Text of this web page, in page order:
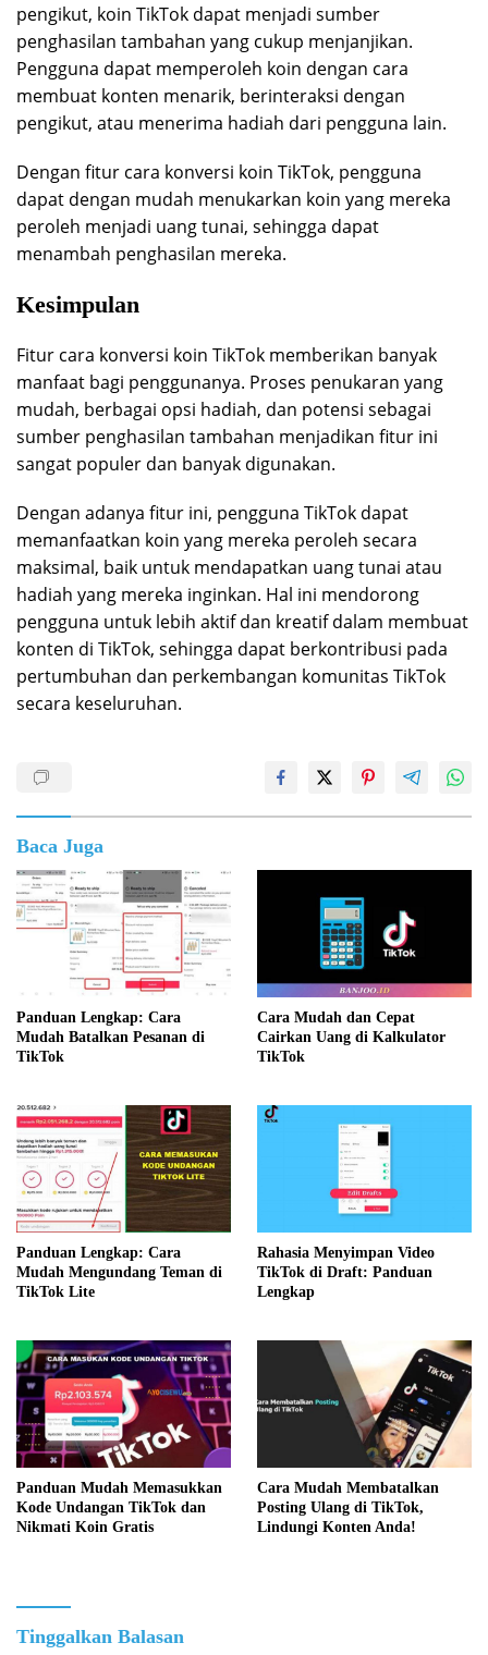
pengikut, koin TikTok dapat menjadi sumber
penghasilan tambahan yang cukup menjanjikan.
Pengguna dapat memperoleh koin dengan cara
membuat konten menarik, berinteraksi dengan
pengikut, atau menerima hadiah dari pengguna lain.
Dengan fitur cara konversi koin TikTok, pengguna
dapat dengan mudah menukarkan koin yang mereka
peroleh menjadi uang tunai, sehingga dapat
menambah penghasilan mereka.
Kesimpulan
Fitur cara konversi koin TikTok memberikan banyak
manfaat bagi penggunanya. Proses penukaran yang
mudah, berbagai opsi hadiah, dan potensi sebagai
sumber penghasilan tambahan menjadikan fitur ini
sangat populer dan banyak digunakan.
Dengan adanya fitur ini, pengguna TikTok dapat
memanfaatkan koin yang mereka peroleh secara
maksimal, baik untuk mendapatkan uang tunai atau
hadiah yang mereka inginkan. Hal ini mendorong
pengguna untuk lebih aktif dan kreatif dalam membuat
konten di TikTok, sehingga dapat berkontribusi pada
pertumbuhan dan perkembangan komunitas TikTok
secara keseluruhan.
Baca Juga
Panduan Lengkap: Cara
Mudah Batalkan Pesanan di
TikTok
Cara Mudah dan Cepat
Cairkan Uang di Kalkulator
TikTok
Panduan Lengkap: Cara
Mudah Mengundang Teman di
TikTok Lite
Rahasia Menyimpan Video
TikTok di Draft: Panduan
Lengkap
Panduan Mudah Memasukkan
Kode Undangan TikTok dan
Nikmati Koin Gratis
Cara Mudah Membatalkan
Posting Ulang di TikTok,
Lindungi Konten Anda!
Tinggalkan Balasan